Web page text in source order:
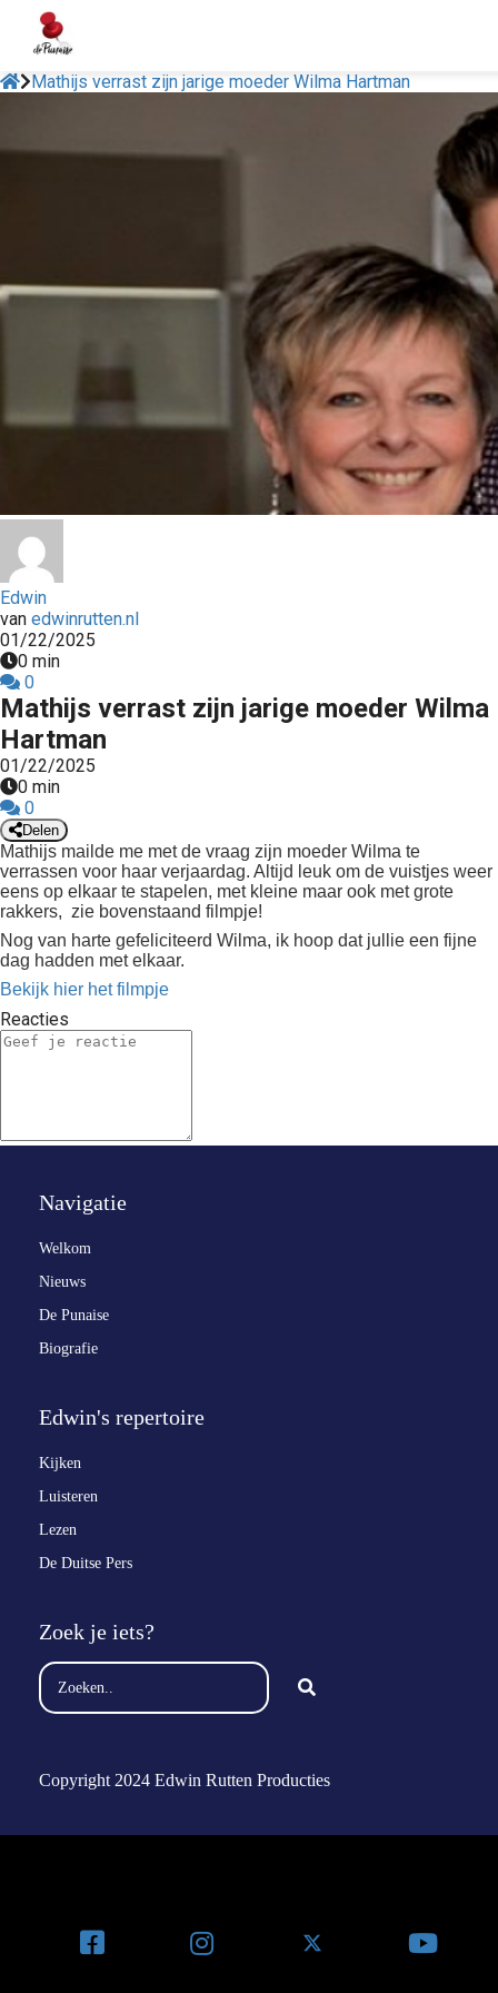
Mathijs verrast zijn jarige moeder Wilma Hartman
Edwin
van edwinrutten.nl
01/22/2025
0 min
0
Mathijs verrast zijn jarige moeder Wilma
Hartman
01/22/2025
0 min
0
Delen
Mathijs mailde me met de vraag zijn moeder Wilma te
verrassen voor haar verjaardag. Altijd leuk om de vuistjes weer
eens op elkaar te stapelen, met kleine maar ook met grote
rakkers, zie bovenstaand filmpje!
Nog van harte gefeliciteerd Wilma, ik hoop dat jullie een fijne
dag hadden met elkaar.
Bekijk hier het filmpje
Reacties
Navigatie
Welkom
Nieuws
De Punaise
Biografie
Edwin's repertoire
Kijken
Luisteren
Lezen
De Duitse Pers
Zoek je iets?
Copyright 2024 Edwin Rutten Producties